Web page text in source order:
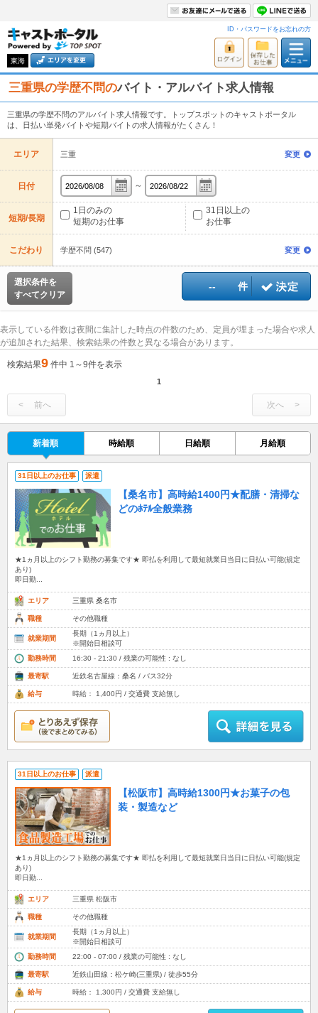
東海
ID・パスワードをお忘れの方
三重県の学歴不問のバイト・アルバイト求人情報
三重県の学歴不問のアルバイト求人情報です。トップスポットのキャストポータル
は、日払い単発バイトや短期バイトの求人情報がたくさん！
エリア 三重 変更
日付 ～
短期/長期
1日のみの
短期のお仕事
31日以上の
お仕事
こだわり 学歴不問 (547) 変更
選択条件を
すべてクリア
-- 件
表示している件数は夜間に集計した時点の件数のため、定員が埋まった場合や求人
が追加された結果、検索結果の件数と異なる場合があります。
検索結果9 件中 1～9件を表示
1
前へ 次へ
新着順 時給順 日給順 月給順
31日以上のお仕事 派遣
【桑名市】高時給1400円★配膳・清掃な
どのﾎﾃﾙ全般業務
★1ヵ月以上のシフト勤務の募集です★ 即払を利用して最短就業日当日に日払い可能(規定
あり)
即日勤...
エリア 三重県 桑名市
職種 その他職種
就業期間
長期（1ヵ月以上）
※開始日相談可
勤務時間
16:30 - 21:30 / 残業の可能性 : なし
最寄駅 近鉄名古屋線：桑名 / バス32分
給与 時給： 1,400円 / 交通費 支給無し
31日以上のお仕事 派遣
【松阪市】高時給1300円★お菓子の包
装・製造など
★1ヵ月以上のシフト勤務の募集です★ 即払を利用して最短就業日当日に日払い可能(規定
あり)
即日勤...
エリア 三重県 松阪市
職種 その他職種
就業期間
長期（1ヵ月以上）
※開始日相談可
勤務時間
22:00 - 07:00 / 残業の可能性 : なし
最寄駅 近鉄山田線：松ケ崎(三重県) / 徒歩55分
給与 時給： 1,300円 / 交通費 支給無し